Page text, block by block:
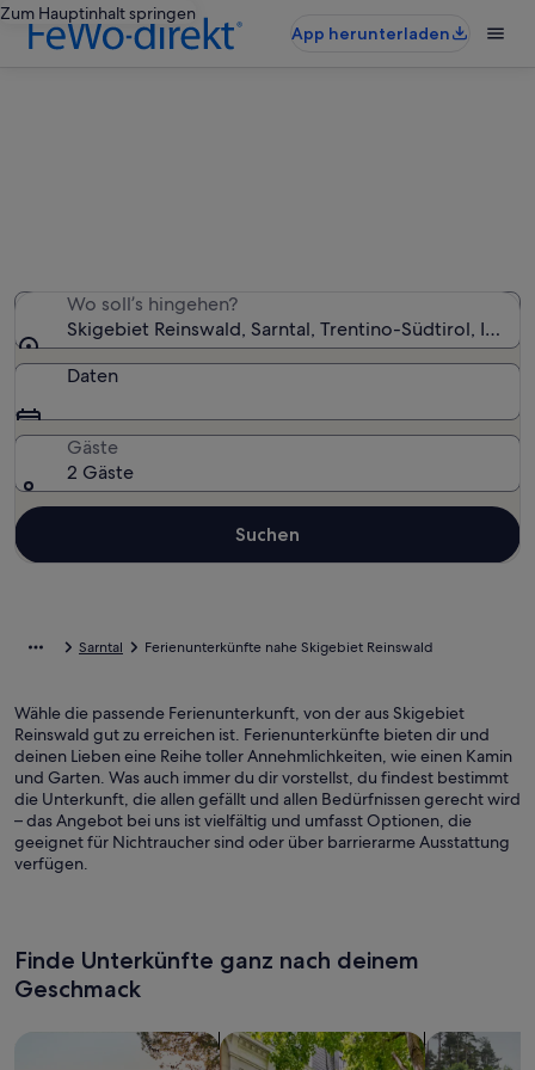
Zum Hauptinhalt springen
App herunterladen
Wo soll’s hingehen?
Skigebiet Reinswald, Sarntal, Trentino-Südtirol, Italien
Daten
Gäste
2 Gäste
Suchen
Sarntal Ferienunterkünfte nahe Skigebiet Reinswald
Wähle die passende Ferienunterkunft, von der aus Skigebiet
Reinswald gut zu erreichen ist. Ferienunterkünfte bieten dir und
deinen Lieben eine Reihe toller Annehmlichkeiten, wie einen Kamin
und Garten. Was auch immer du dir vorstellst, du findest bestimmt
die Unterkunft, die allen gefällt und allen Bedürfnissen gerecht wird
– das Angebot bei uns ist vielfältig und umfasst Optionen, die
geeignet für Nichtraucher sind oder über barrierarme Ausstattung
verfügen.
Finde Unterkünfte ganz nach deinem
Geschmack
Suche nach FerienhäusernSuche nach Ferienwohnungen oder
Suche nach